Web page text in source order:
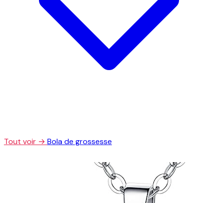
Tout voir → Bola de grossesse